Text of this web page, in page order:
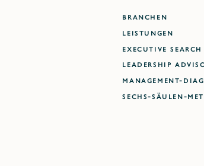
BRANCHEN
LEISTUNGEN
EXECUTIVE SEARCH
LEADERSHIP
MANAGEMENT-
SECHS-SÄULEN-